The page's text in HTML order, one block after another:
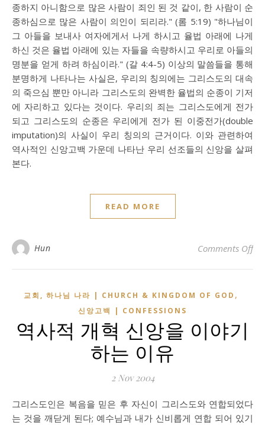
종하지 아니함으로 많은 사람이 죄인 된 것 같이, 한 사람이 순
종하심으로 많은 사람이 의인이 되리라." (롬 5:19) "하나님이
그 아들을 보내사 여자에게서 나게 하시고 율법 아래에 나게
하신 것은 율법 아래에 있는 자들을 속량하시고 우리로 아들의
명분을 얻게 하려 하심이라." (갈 4:4-5) 이상의 말씀들을 통해
분명하게 나타나는 사실은, 우리의 칭의에는 그리스도의 대속
의 죽으심 뿐만 아니라 그리스도의 완벽한 율법의 순종이 기저
에 자리하고 있다는 것이다. 우리의 죄는 그리스도에게 전가
되고 그리스도의 순종은 우리에게 전가 된 이중전가(double
imputation)의 사실이 우리 칭의의 근거이다. 이와 관련하여
역사적인 신앙고백 가운데 나타난 우리 선조들의 신앙을 살펴
본다.
READ MORE
Hun Comments Offon
교회, 하나님 나라 | CHURCH & KINGDOM OF GOD ,
신앙고백 | CONFESSIONS
역사적 개혁 신앙을 이야기
하는 이유
2 Nov 2004
그리스도인은 복음을 믿은 후 자신이 그리스도와 연합되었다
는 것을 깨닫게 된다; 예수님과 내가 신비롭게 연합 되어 있기